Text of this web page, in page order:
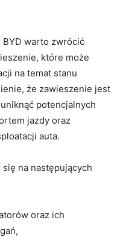
BYD warto zwrócić
które może⁢
na ⁣temat stanu
że‍ zawieszenie jest
potencjalnych
jazdy oraz
auta.
‍na następujących
oraz ich